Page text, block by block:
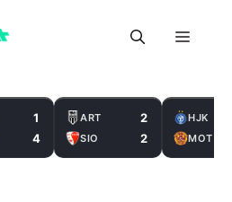
Menu
1
4
ART 2
SIO 2
HJK
MOT